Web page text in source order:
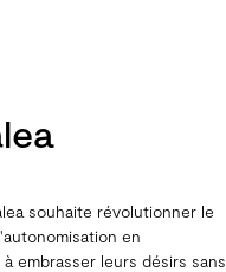
souhaite révolutionner le
en
embrasser leurs désirs sans